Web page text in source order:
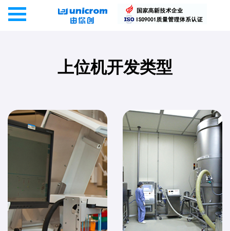
上位机开发类型